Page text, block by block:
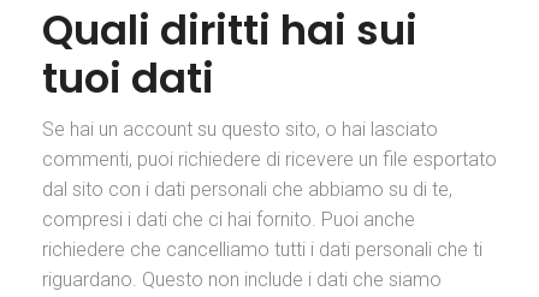
Quali diritti hai sui
tuoi dati
Se hai un account su questo sito, o hai lasciato
commenti, puoi richiedere di ricevere un file esportato
dal sito con i dati personali che abbiamo su di te,
compresi i dati che ci hai fornito. Puoi anche
richiedere che cancelliamo tutti i dati personali che ti
riguardano. Questo non include i dati che siamo